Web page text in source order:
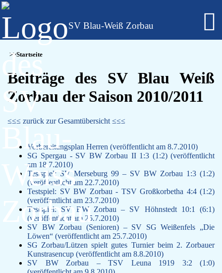
Alte Herren
Fußball - Frauen
Regionalklasse 4 - Sachsen-Anhalt
D-Juniorinnen
E/F-Juniorinnen
Fußball - Nachwuchs
A-Jugend
D-Jugend
F-Jugend
Leichtathletik
Läufergruppe
SV Blau-Weiß Zorbau
Startseite
Beiträge des SV Blau Weiß
Zorbau der Saison 2010/2011
≤≤≤ zurück zur Gesamtübersicht ≤≤≤
Vorbereitungsplan Herren (veröffentlicht am 8.7.2010)
SG Spergau - SV BW Zorbau II 1:3 (1:2) (veröffentlicht
am 18.7.2010)
Testspiel: SV Merseburg 99 – SV BW Zorbau 1:3 (1:2)
(veröffentlicht am 22.7.2010)
Testspiel: SV BW Zorbau - TSV Großkorbetha 4:4 (1:2)
(veröffentlicht am 23.7.2010)
Testspiel: SV BW Zorbau – SV Höhnstedt 10:1 (6:1)
(veröffentlicht am 25.7.2010)
SV BW Zorbau (Senioren) – SV SG Weißenfels „Die
Löwen“ (veröffentlicht am 25.7.2010)
SG Zorbau/Lützen spielt gutes Turnier beim 2. Zorbauer
Kunstrasencup (veröffentlicht am 8.8.2010)
SV BW Zorbau – TSV Leuna 1919 3:2 (1:0)